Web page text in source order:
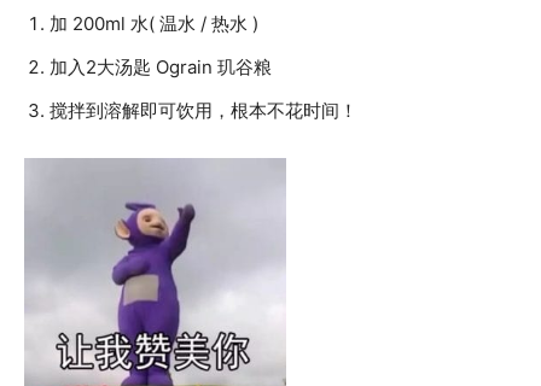
加 200ml 水( 温水 / 热水 )
加入2大汤匙 Ograin 玑谷粮
搅拌到溶解即可饮用，根本不花时间！